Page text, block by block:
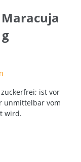
ist vor
unmittelbar vom
wird.